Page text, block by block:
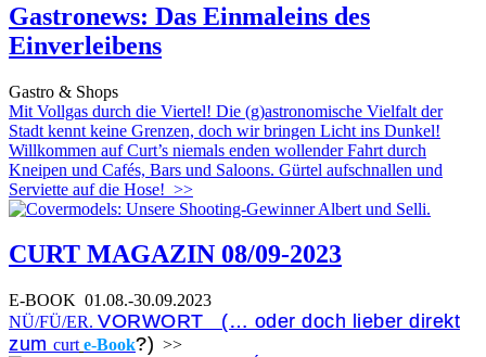
Gastronews: Das Einmaleins des
Einverleibens
Gastro & Shops
Mit Vollgas durch die Viertel! Die (g)astronomische Vielfalt der
Stadt kennt keine Grenzen, doch wir bringen Licht ins Dunkel!
Willkommen auf Curt’s niemals enden wollender Fahrt durch
Kneipen und Cafés, Bars und Saloons. Gürtel aufschnallen und
Serviette auf die Hose! >>
CURT MAGAZIN 08/09-2023
E-BOOK 01.08.-30.09.2023
NÜ/FÜ/ER. VORWORT (… oder doch lieber direkt
zum curt e-Book?) >>